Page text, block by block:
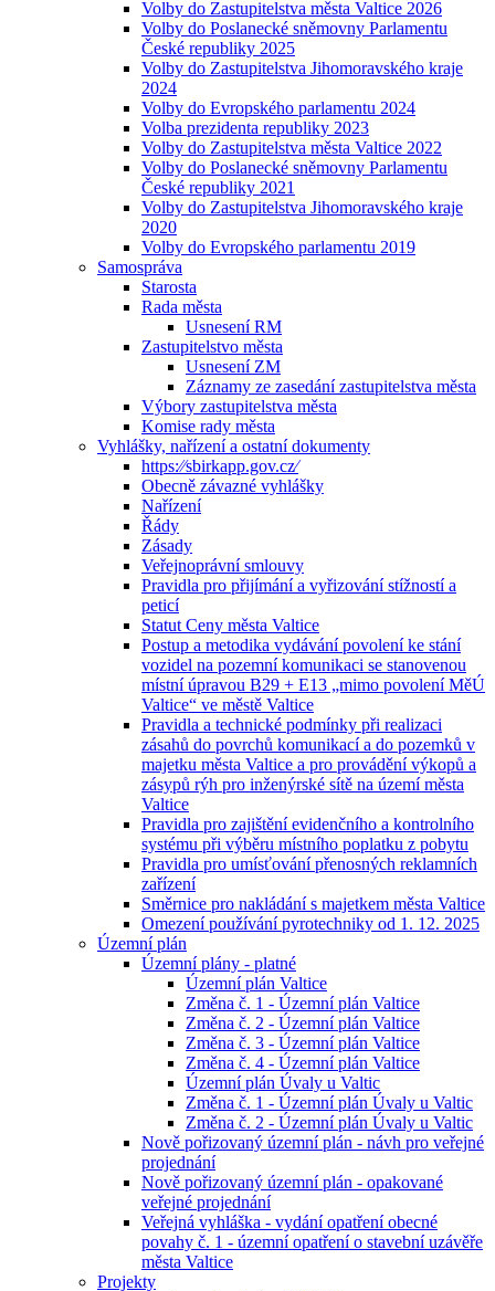
Volby do Zastupitelstva města Valtice 2026
Volby do Poslanecké sněmovny Parlamentu
České republiky 2025
Volby do Zastupitelstva Jihomoravského kraje
2024
Volby do Evropského parlamentu 2024
Volba prezidenta republiky 2023
Volby do Zastupitelstva města Valtice 2022
Volby do Poslanecké sněmovny Parlamentu
České republiky 2021
Volby do Zastupitelstva Jihomoravského kraje
2020
Volby do Evropského parlamentu 2019
Samospráva
Starosta
Rada města
Usnesení RM
Zastupitelstvo města
Usnesení ZM
Záznamy ze zasedání zastupitelstva města
Výbory zastupitelstva města
Komise rady města
Vyhlášky, nařízení a ostatní dokumenty
https:⁄⁄sbirkapp.gov.cz⁄
Obecně závazné vyhlášky
Nařízení
Řády
Zásady
Veřejnoprávní smlouvy
Pravidla pro přijímání a vyřizování stížností a
peticí
Statut Ceny města Valtice
Postup a metodika vydávání povolení ke stání
vozidel na pozemní komunikaci se stanovenou
místní úpravou B29 + E13 „mimo povolení MěÚ
Valtice“ ve městě Valtice
Pravidla a technické podmínky při realizaci
zásahů do povrchů komunikací a do pozemků v
majetku města Valtice a pro provádění výkopů a
zásypů rýh pro inženýrské sítě na území města
Valtice
Pravidla pro zajištění evidenčního a kontrolního
systému při výběru místního poplatku z pobytu
Pravidla pro umísťování přenosných reklamních
zařízení
Směrnice pro nakládání s majetkem města Valtice
Omezení používání pyrotechniky od 1. 12. 2025
Územní plán
Územní plány - platné
Územní plán Valtice
Změna č. 1 - Územní plán Valtice
Změna č. 2 - Územní plán Valtice
Změna č. 3 - Územní plán Valtice
Změna č. 4 - Územní plán Valtice
Územní plán Úvaly u Valtic
Změna č. 1 - Územní plán Úvaly u Valtic
Změna č. 2 - Územní plán Úvaly u Valtic
Nově pořizovaný územní plán - návh pro veřejné
projednání
Nově pořizovaný územní plán - opakované
veřejné projednání
Veřejná vyhláška - vydání opatření obecné
povahy č. 1 - územní opatření o stavební uzávěře
města Valtice
Projekty